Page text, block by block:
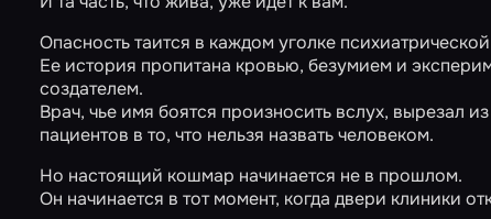
Опасность таится в каждом уголке
Ее история пропитана кровью, безумием и
создателем.
Врач, чье имя боятся произносить вслух, вырезал
пациентов в то, что нельзя назвать человеком.
Но настоящий кошмар начинается не в прошлом.
Он начинается в тот момент, когда двери клиники